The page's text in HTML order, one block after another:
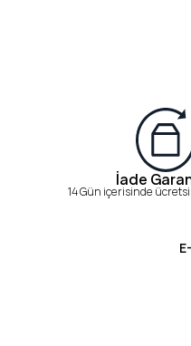
İade
14 Gün içerisinde